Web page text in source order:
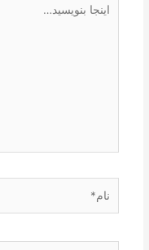
بنویسید…